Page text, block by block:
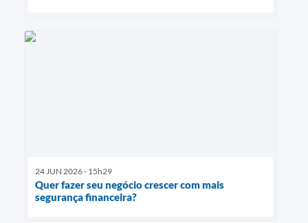
24 JUN 2026 - 15h29
Quer fazer seu negócio crescer com mais
segurança financeira?